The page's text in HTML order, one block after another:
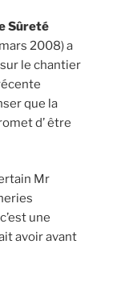
Sûreté
2008) a
le chantier
que la
d’ être
Mr
une
avoir avant